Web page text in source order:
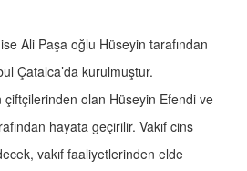
Ali Paşa oğlu Hüseyin tarafından
Çatalca’da kurulmuştur.
çiftçilerinden olan Hüseyin Efendi ve
hayata geçirilir. Vakıf cins
vakıf faaliyetlerinden elde